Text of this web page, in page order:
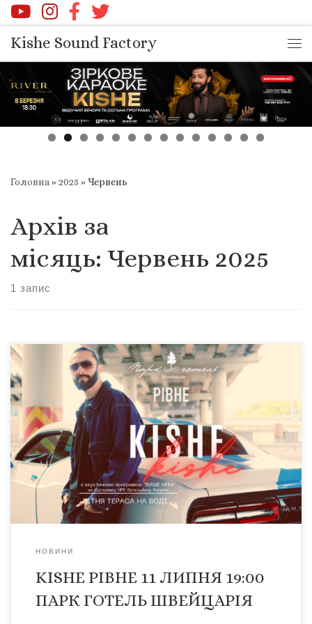
Перейти до вмісту
Kishe Sound Factory
Головна»2025 »Червень
Архів за
місяць: Червень 2025
1 запис
Друзі, щиро запрошую вас на душевний акустичний
вечір, який ми проведемо вже 11 липня у неповторній
атмосфері літньої тераси на воді в парк-отелі
«Швейцарія» @switzerland_park_hotel_rv Це буде
особливий музичний вечір — у лаунж-форматі, з
теплом, емоціями та живим звучанням.У програмі:
улюблені хіти — «Цю ніч», «Титри до весни», «Бачив про
мене», […]
НОВИНИ
KISHE РІВНЕ 11 ЛИПНЯ 19:00
ПАРК ГОТЕЛЬ ШВЕЙЦАРІЯ